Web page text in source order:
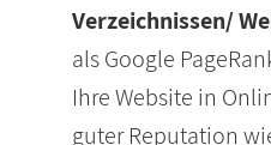
Verzeichnissen/
als Google
Ihre Website in
guter Reputation